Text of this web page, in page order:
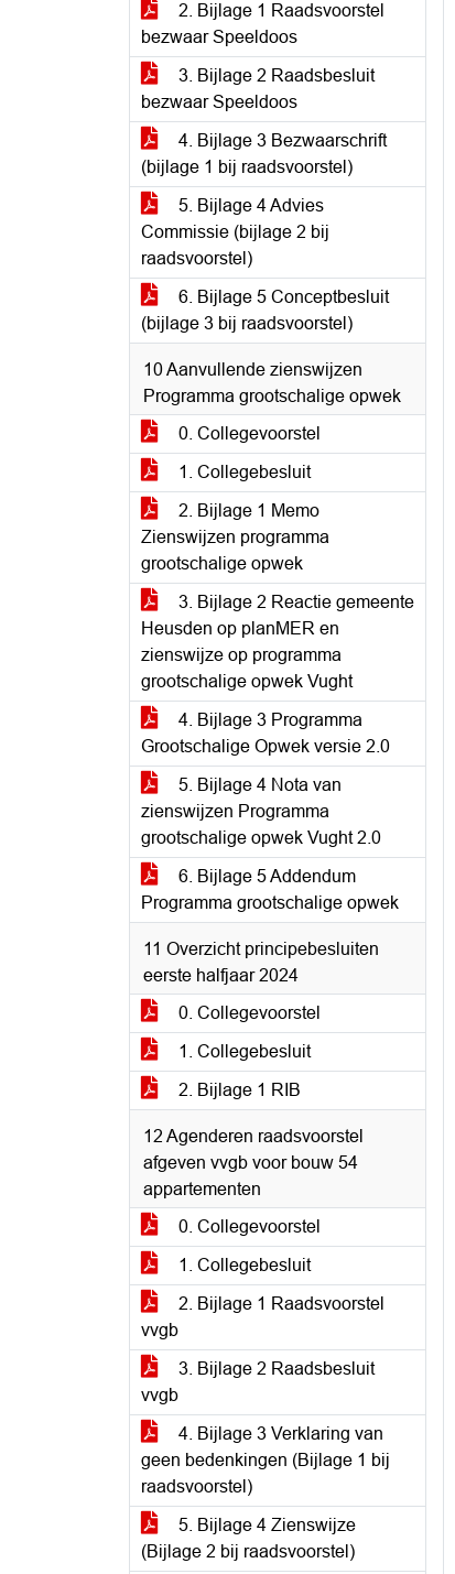
2. Bijlage 1 Raadsvoorstel
bezwaar Speeldoos
3. Bijlage 2 Raadsbesluit
bezwaar Speeldoos
4. Bijlage 3 Bezwaarschrift
(bijlage 1 bij raadsvoorstel)
5. Bijlage 4 Advies
Commissie (bijlage 2 bij
raadsvoorstel)
6. Bijlage 5 Conceptbesluit
(bijlage 3 bij raadsvoorstel)
10 Aanvullende zienswijzen
Programma grootschalige opwek
0. Collegevoorstel
1. Collegebesluit
2. Bijlage 1 Memo
Zienswijzen programma
grootschalige opwek
3. Bijlage 2 Reactie gemeente
Heusden op planMER en
zienswijze op programma
grootschalige opwek Vught
4. Bijlage 3 Programma
Grootschalige Opwek versie 2.0
5. Bijlage 4 Nota van
zienswijzen Programma
grootschalige opwek Vught 2.0
6. Bijlage 5 Addendum
Programma grootschalige opwek
11 Overzicht principebesluiten
eerste halfjaar 2024
0. Collegevoorstel
1. Collegebesluit
2. Bijlage 1 RIB
12 Agenderen raadsvoorstel
afgeven vvgb voor bouw 54
appartementen
0. Collegevoorstel
1. Collegebesluit
2. Bijlage 1 Raadsvoorstel
vvgb
3. Bijlage 2 Raadsbesluit
vvgb
4. Bijlage 3 Verklaring van
geen bedenkingen (Bijlage 1 bij
raadsvoorstel)
5. Bijlage 4 Zienswijze
(Bijlage 2 bij raadsvoorstel)